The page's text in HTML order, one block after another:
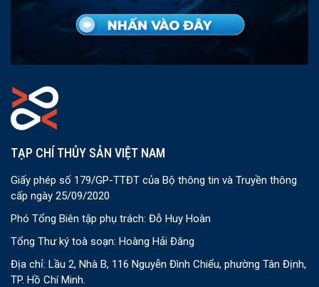
TẠP CHÍ THỦY SẢN VIỆT NAM
Giấy phép số 179/GP-TTĐT của Bộ thông tin và Truyền thông
cấp ngày 25/09/2020
Phó Tổng Biên tập phụ trách: Đỗ Huy Hoàn
Tổng Thư ký toà soạn: Hoàng Hải Đăng
Địa chỉ: Lầu 2, Nhà B, 116 Nguyễn Đình Chiểu, phường Tân Định,
TP. Hồ Chí Minh.